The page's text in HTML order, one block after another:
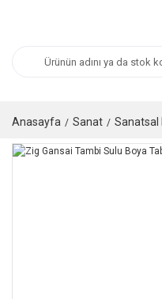
Anasayfa Sanat Sanatsal